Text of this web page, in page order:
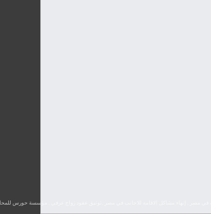
في مصر , إنهاء مشاكل الاقامه للاجانب في مصر ,توثيق عقود زواج عرفي , مؤسسة حورس